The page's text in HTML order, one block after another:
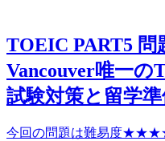
TOEIC PART5
Vancouver唯一
試験対策と留学
今回の問題は難易度